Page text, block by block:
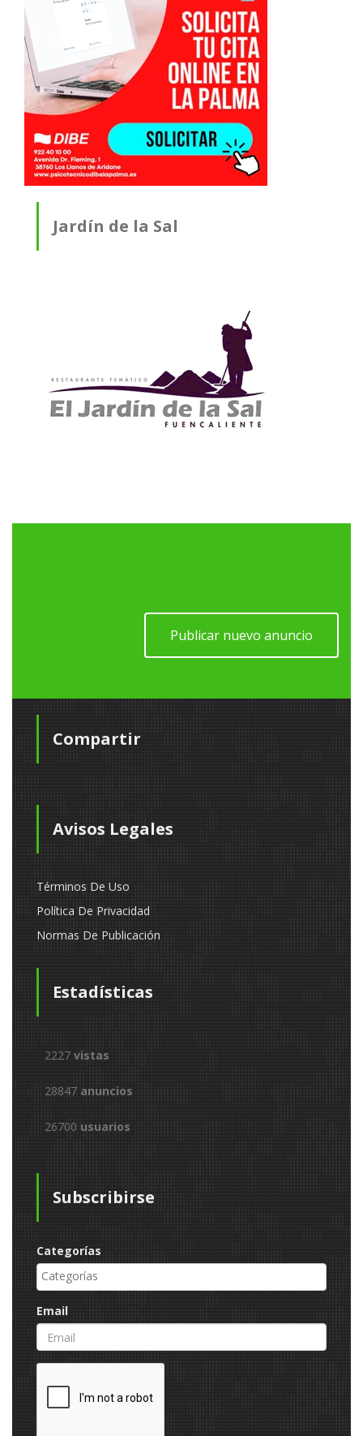
Jardín de la Sal
Publicar nuevo anuncio
Compartir
Avisos Legales
Términos De Uso
Política De Privacidad
Normas De Publicación
Estadísticas
2227 vistas
28847 anuncios
26700 usuarios
Subscribirse
Categorías
Email